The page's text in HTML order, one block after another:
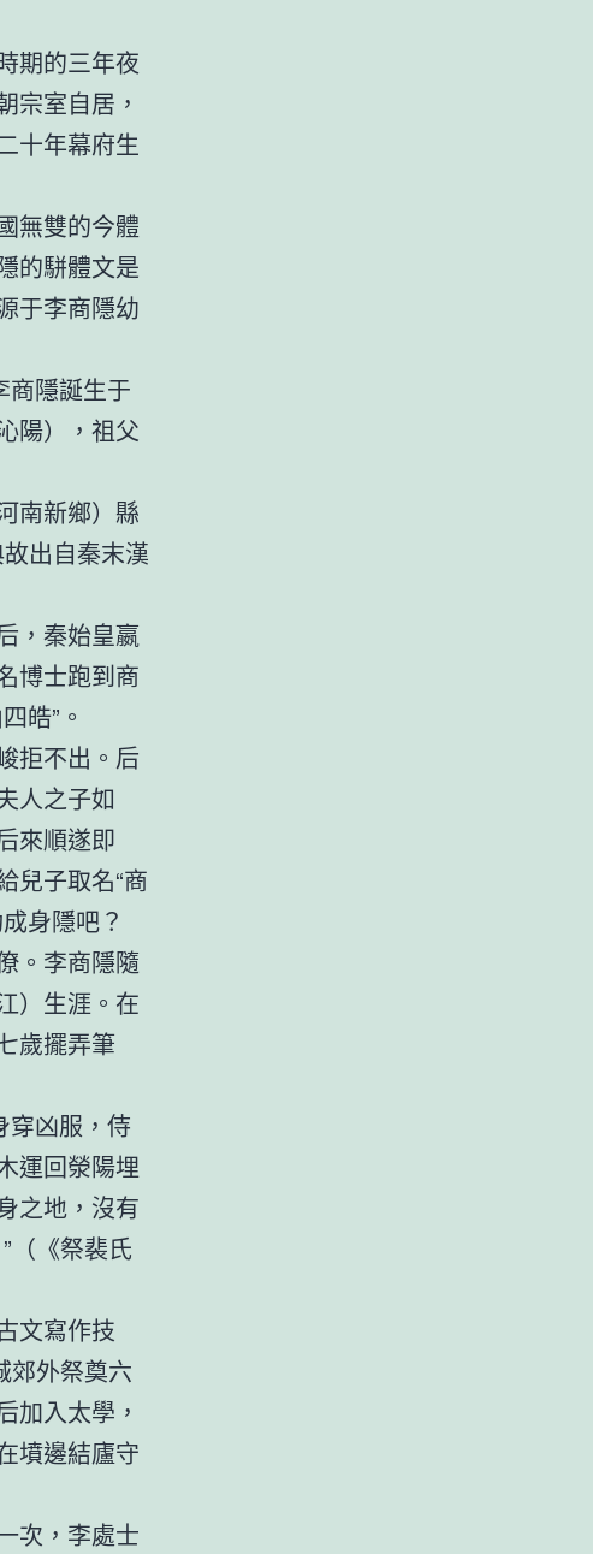
期的三年夜
宗室自居，
十年幕府生
無雙的今體
的駢體文是
于李商隱幼
商隱誕生于
陽），祖父
南新鄉）縣
出自秦末漢
，秦始皇嬴
博士跑到商
皓”。
拒不出。后
人之子如
來順遂即
兒子取名“商
身隱吧？
。李商隱隨
）生涯。在
歲擺弄筆
穿凶服，侍
運回滎陽埋
之地，沒有
（《祭裴氏
文寫作技
郊外祭奠六
加入太學，
墳邊結廬守
次，李處士